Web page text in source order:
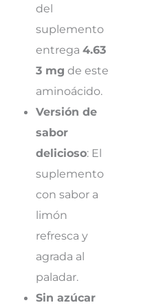
del
suplemento
entrega 4.63
3 mg de este
aminoácido.
Versión de
sabor
delicioso: El
suplemento
con sabor a
limón
refresca y
agrada al
paladar.
Sin azúcar